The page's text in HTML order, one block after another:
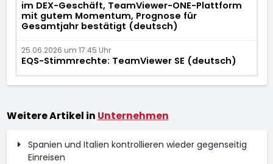
im DEX-Geschäft, TeamViewer-ONE-Plattform
mit gutem Momentum, Prognose für
Gesamtjahr bestätigt (deutsch)
25.06.2026 um 17:45 Uhr
EQS-Stimmrechte: TeamViewer SE (deutsch)
Weitere Artikel in Unternehmen
Spanien und Italien kontrollieren wieder gegenseitig
Einreisen